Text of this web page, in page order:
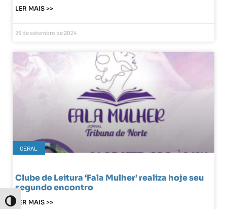
Toggle High Contrast
LER MAIS >>
26 de setembro de 2024
GERAL
Clube de Leitura ‘Fala Mulher’ realiza hoje seu
segundo encontro
LER MAIS >>